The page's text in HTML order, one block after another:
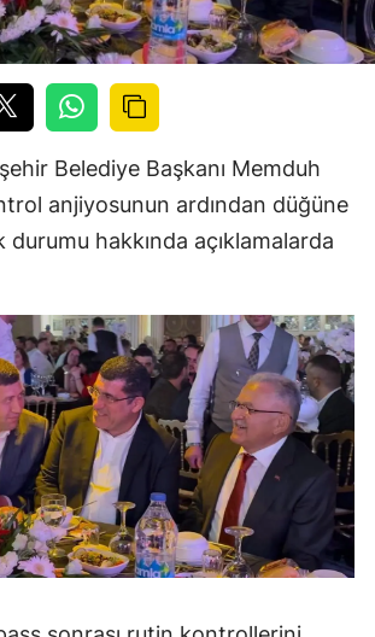
Belediye Başkanı Memduh
anjiyosunun ardından düğüne
durumu hakkında açıklamalarda